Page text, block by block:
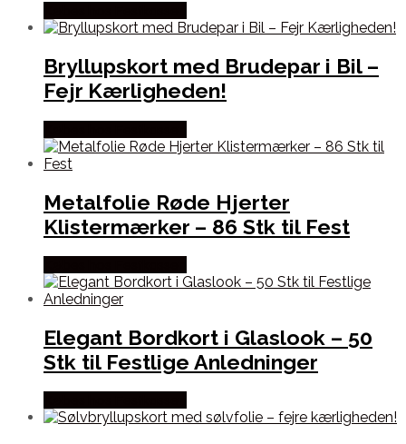
Bryllupskort med Brudepar i Bil –
Fejr Kærligheden!
Metalfolie Røde Hjerter
Klistermærker – 86 Stk til Fest
Elegant Bordkort i Glaslook – 50
Stk til Festlige Anledninger